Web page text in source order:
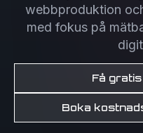
webbproduktion
med fokus på
Få
Boka